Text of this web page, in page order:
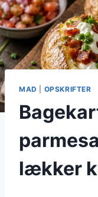
MAD OPSKRIFTER
lækker